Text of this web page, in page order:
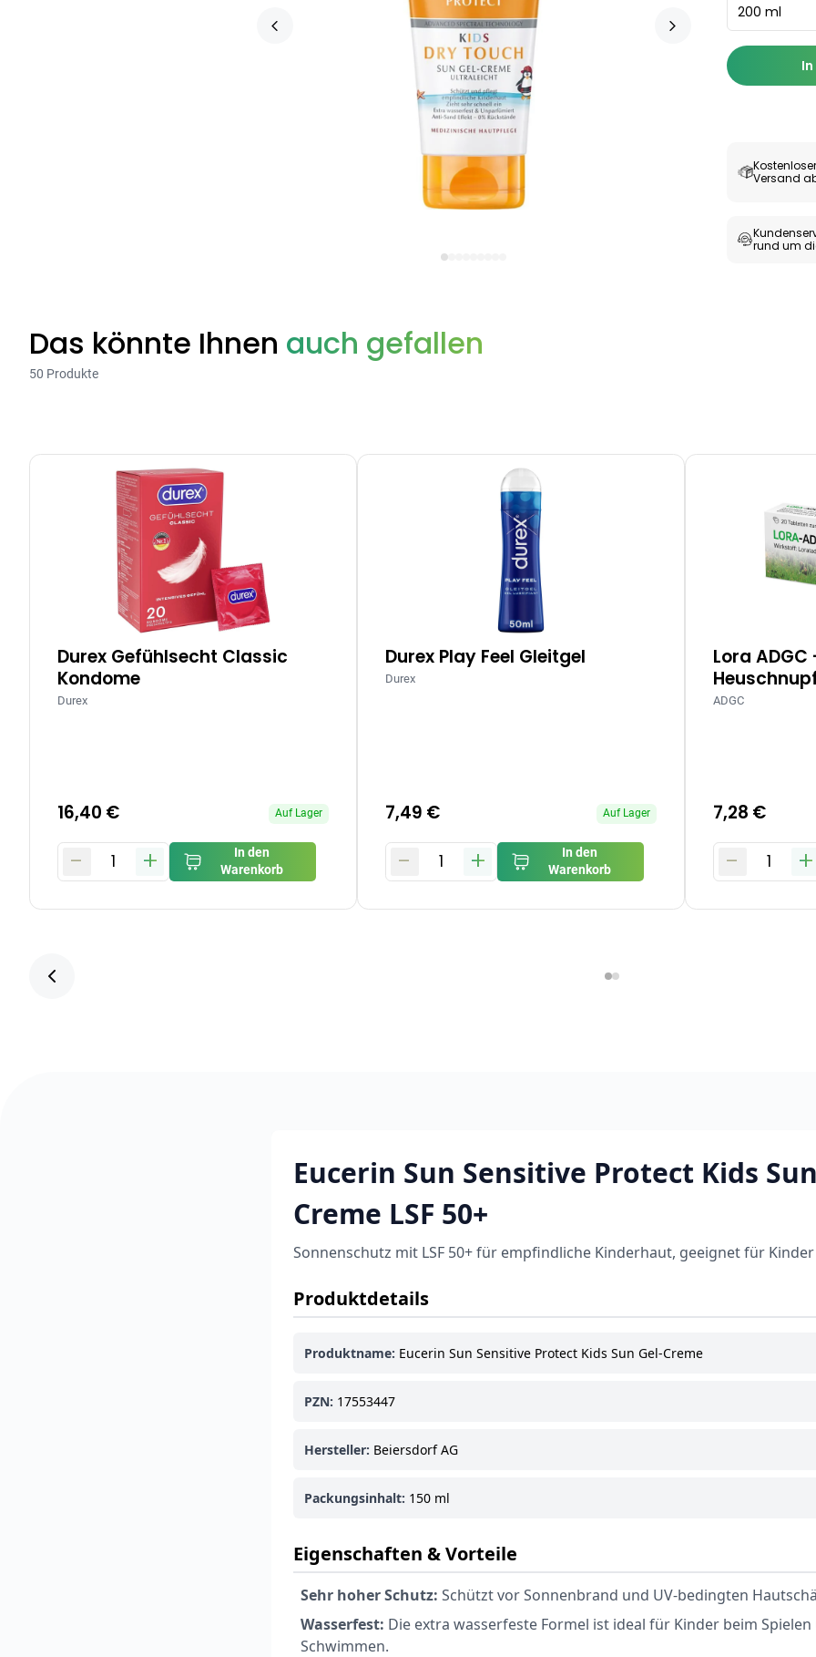
200 ml
Kostenloser
Versand
rund um
Das könnte Ihnen auch gefallen
50 Produkte
Durex Gefühlsecht Classic
Kondome
Durex
16,40 € Auf Lager
- 1 +
In den
Warenkorb
Durex Play Feel Gleitgel
Durex
7,49 € Auf Lager
- 1 +
In den
Warenkorb
Lora ADGC
ADGC
7,28 €
- 1 +
Eucerin Sun Sensitive Protect Kids
Creme LSF 50+
Sonnenschutz mit LSF 50+ für empfindliche Kinderhaut, geeignet für
Produktdetails
Produktname: Eucerin Sun Sensitive Protect Kids Sun Gel-Creme
PZN: 17553447
Hersteller: Beiersdorf AG
Packungsinhalt: 150 ml
Eigenschaften & Vorteile
Sehr hoher Schutz: Schützt vor Sonnenbrand und UV-bedingten
Wasserfest: Die extra wasserfeste Formel ist ideal für Kinder beim Spielen
Schwimmen.